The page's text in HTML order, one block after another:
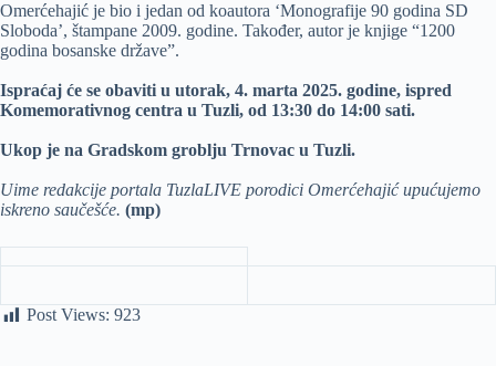
Omerćehajić je bio i jedan od koautora ‘Monografije 90 godina SD
Sloboda’, štampane 2009. godine. Također, autor je knjige “1200
godina bosanske države”.
Ispraćaj će se obaviti u utorak, 4. marta 2025. godine, ispred
Komemorativnog centra u Tuzli, od 13:30 do 14:00 sati.
Ukop je na Gradskom groblju Trnovac u Tuzli.
Uime redakcije portala TuzlaLIVE porodici Omerćehajić upućujemo
iskreno saučešće. (mp)
Post Views: 923